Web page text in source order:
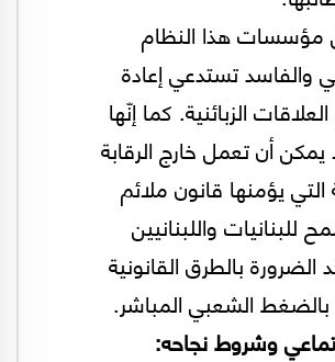
مؤسسات هذا النظام
والفاسد تستدعي إعادة
الزبائنية. كما إنّها
أن تعمل خارج الرقابة
التي يؤمنها قانون ملائم
واللبنانيين
الضرورة بالطرق القانونية
بالضغط الشعبي المباشر.
وشروط نجاحه: